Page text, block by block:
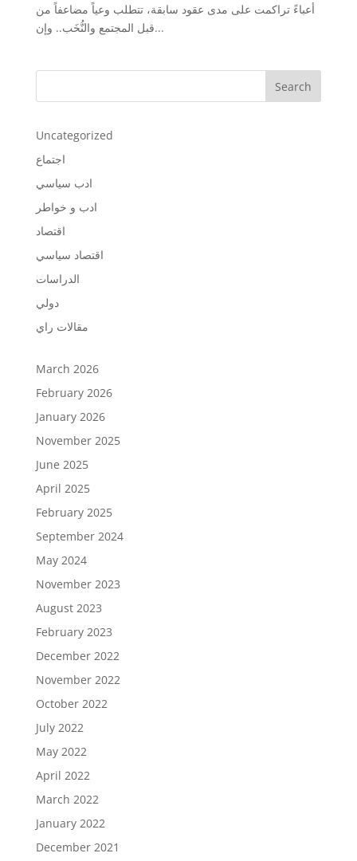
أعباءً تراكمت على مدى عقود سابقة، تتطلب وعياً مضاعفاً من
قبل المجتمع والنُّخَب.. وإن...
Search
Uncategorized
اجتماع
ادب سياسي
ادب و خواطر
اقتصاد
اقتصاد سياسي
الدراسات
دولي
مقالات راي
March 2026
February 2026
January 2026
November 2025
June 2025
April 2025
February 2025
September 2024
May 2024
November 2023
August 2023
February 2023
December 2022
November 2022
October 2022
July 2022
May 2022
April 2022
March 2022
January 2022
December 2021